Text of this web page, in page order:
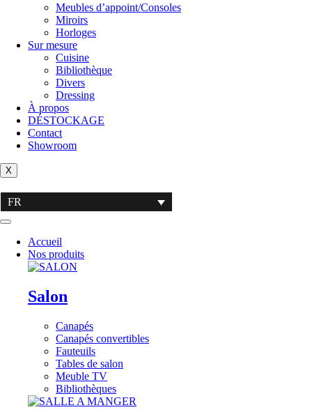
Meubles d’appoint/Consoles
Miroirs
Horloges
Sur mesure
Cuisine
Bibliothèque
Divers
Dressing
À propos
DÉSTOCKAGE
Contact
Showroom
X
FR
Accueil
Nos produits
Salon
Canapés
Canapés convertibles
Fauteuils
Tables de salon
Meuble TV
Bibliothèques